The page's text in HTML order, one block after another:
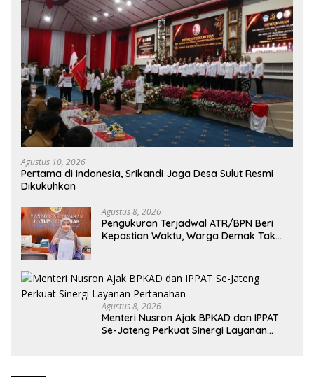
Agustus 10, 2026
Pertama di Indonesia, Srikandi Jaga Desa Sulut Resmi
Dikukuhkan
Agustus 8, 2026
Pengukuran Terjadwal ATR/BPN Beri
Kepastian Waktu, Warga Demak Tak
Agustus 8, 2026
Menteri Nusron Ajak BPKAD dan IPPAT
Se-Jateng Perkuat Sinergi Layanan